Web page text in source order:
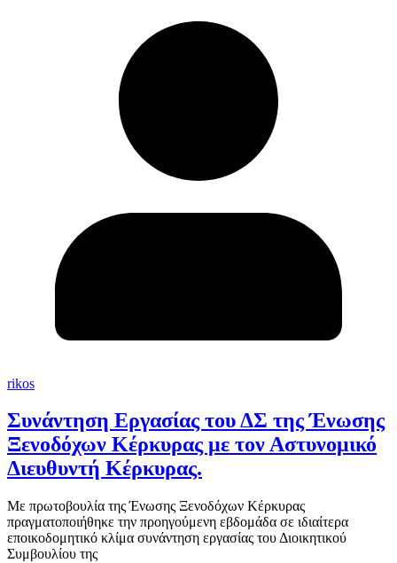
rikos
Συνάντηση Εργασίας του ΔΣ της Ένωσης
Ξενοδόχων Κέρκυρας με τον Αστυνομικό
Διευθυντή Κέρκυρας.
Με πρωτοβουλία της Ένωσης Ξενοδόχων Κέρκυρας
πραγματοποιήθηκε την προηγούμενη εβδομάδα σε ιδιαίτερα
εποικοδομητικό κλίμα συνάντηση εργασίας του Διοικητικού
Συμβουλίου της